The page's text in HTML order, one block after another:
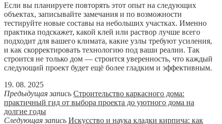
Если вы планируете повторять этот опыт на следующих
объектах, записывайте замечания и по возможности
тестируйте новые составы на небольших участках. Именно
практика подскажет, какой клей или раствор лучше всего
подходит для вашего климата, какие узлы требуют усиления,
и как скорректировать технологию под ваши реалии. Так
строится не только дом — строится уверенность, что каждый
следующий проект будет ещё более гладким и эффективным.
19. 08. 2025
Предыдущая запись Строительство каркасного дома:
практичный гид от выбора проекта до уютного дома на
долгие годы
Следующая запись Искусство и наука кладки кирпича: как